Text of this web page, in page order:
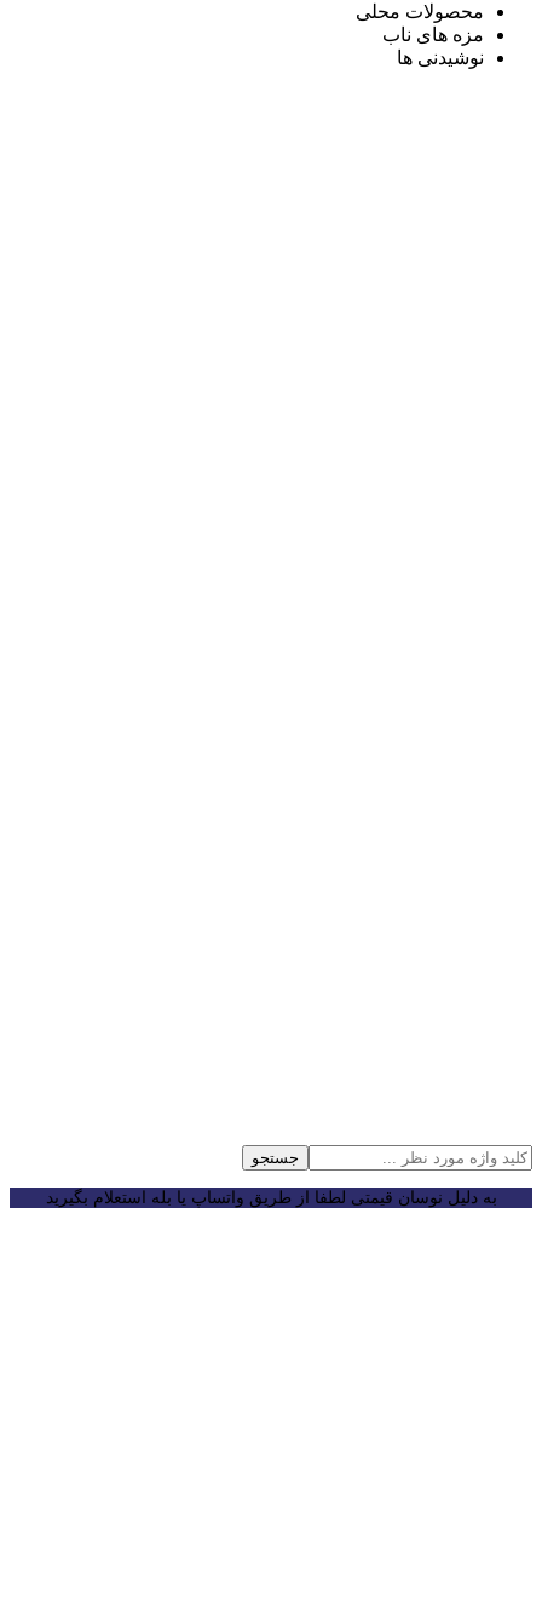
محصولات محلی
مزه های ناب
نوشیدنی ها
جستجو
به دلیل نوسان قیمتی لطفا از طریق واتساپ یا بله استعلام بگیرید